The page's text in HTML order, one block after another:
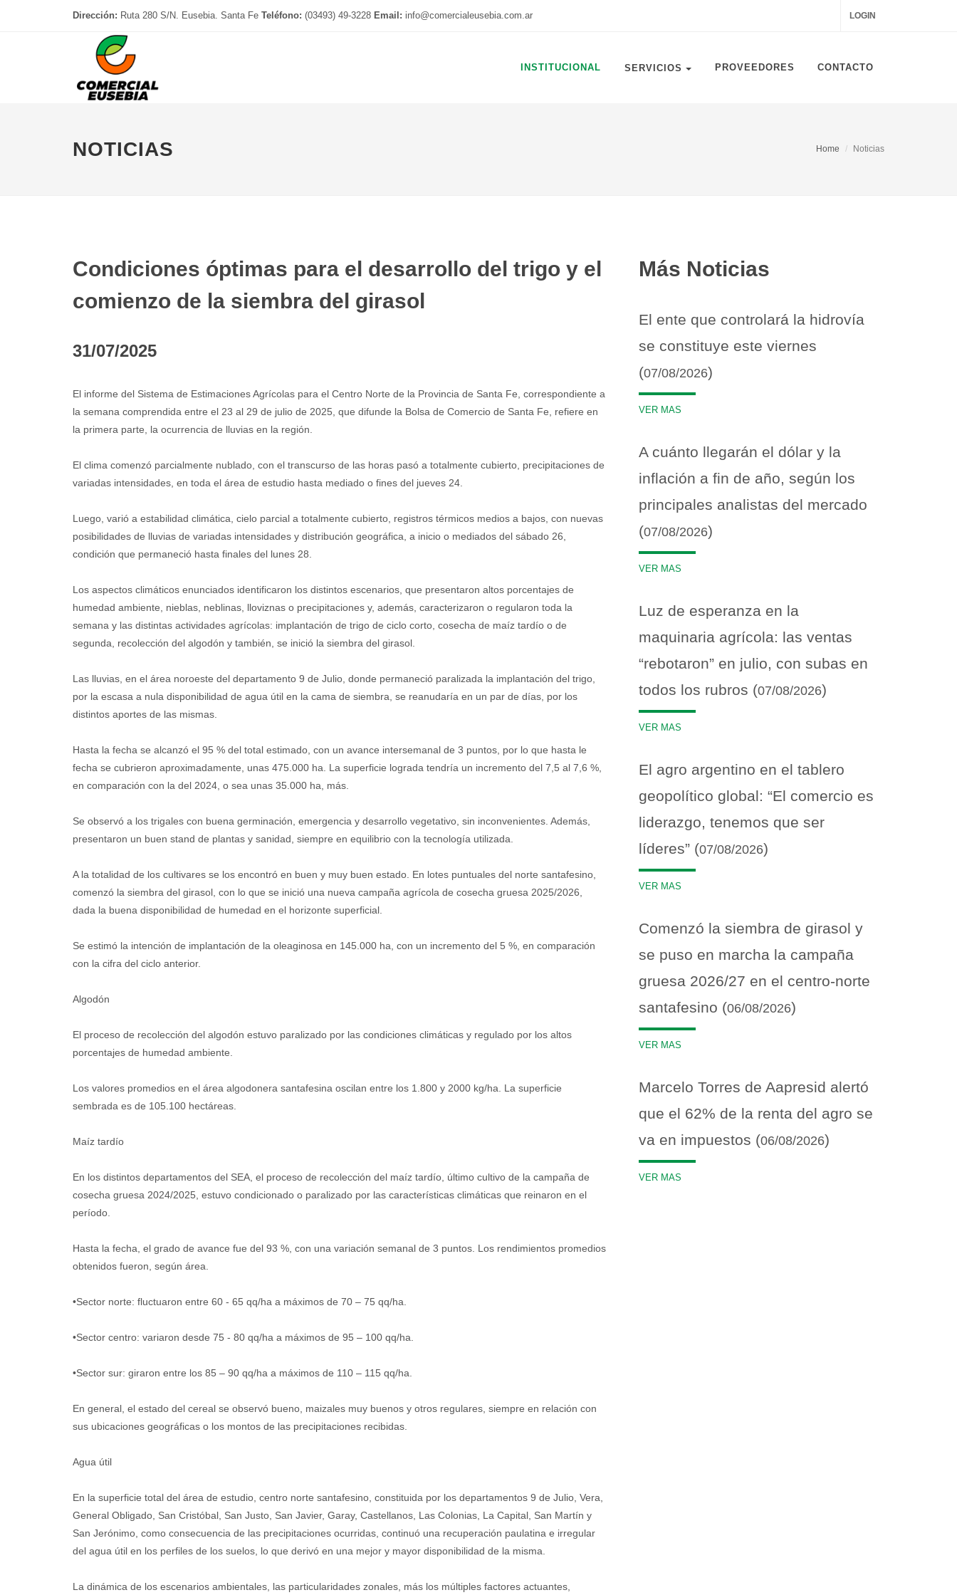
Dirección: Ruta 280 S/N. Eusebia. Santa Fe Teléfono: (03493) 49-3228 Email: info@comercialeusebia.com.ar LOGIN
INSTITUCIONAL SERVICIOS PROVEEDORES CONTACTO
NOTICIAS Home Noticias
Condiciones óptimas para el desarrollo del trigo y el
comienzo de la siembra del girasol
31/07/2025
El informe del Sistema de Estimaciones Agrícolas para el Centro Norte de la Provincia de Santa Fe, correspondiente a
la semana comprendida entre el 23 al 29 de julio de 2025, que difunde la Bolsa de Comercio de Santa Fe, refiere en
la primera parte, la ocurrencia de lluvias en la región.
El clima comenzó parcialmente nublado, con el transcurso de las horas pasó a totalmente cubierto, precipitaciones de
variadas intensidades, en toda el área de estudio hasta mediado o fines del jueves 24.
Luego, varió a estabilidad climática, cielo parcial a totalmente cubierto, registros térmicos medios a bajos, con nuevas
posibilidades de lluvias de variadas intensidades y distribución geográfica, a inicio o mediados del sábado 26,
condición que permaneció hasta finales del lunes 28.
Los aspectos climáticos enunciados identificaron los distintos escenarios, que presentaron altos porcentajes de
humedad ambiente, nieblas, neblinas, lloviznas o precipitaciones y, además, caracterizaron o regularon toda la
semana y las distintas actividades agrícolas: implantación de trigo de ciclo corto, cosecha de maíz tardío o de
segunda, recolección del algodón y también, se inició la siembra del girasol.
Las lluvias, en el área noroeste del departamento 9 de Julio, donde permaneció paralizada la implantación del trigo,
por la escasa a nula disponibilidad de agua útil en la cama de siembra, se reanudaría en un par de días, por los
distintos aportes de las mismas.
Hasta la fecha se alcanzó el 95 % del total estimado, con un avance intersemanal de 3 puntos, por lo que hasta le
fecha se cubrieron aproximadamente, unas 475.000 ha. La superficie lograda tendría un incremento del 7,5 al 7,6 %,
en comparación con la del 2024, o sea unas 35.000 ha, más.
Se observó a los trigales con buena germinación, emergencia y desarrollo vegetativo, sin inconvenientes. Además,
presentaron un buen stand de plantas y sanidad, siempre en equilibrio con la tecnología utilizada.
A la totalidad de los cultivares se los encontró en buen y muy buen estado. En lotes puntuales del norte santafesino,
comenzó la siembra del girasol, con lo que se inició una nueva campaña agrícola de cosecha gruesa 2025/2026,
dada la buena disponibilidad de humedad en el horizonte superficial.
Se estimó la intención de implantación de la oleaginosa en 145.000 ha, con un incremento del 5 %, en comparación
con la cifra del ciclo anterior.
Algodón
El proceso de recolección del algodón estuvo paralizado por las condiciones climáticas y regulado por los altos
porcentajes de humedad ambiente.
Los valores promedios en el área algodonera santafesina oscilan entre los 1.800 y 2000 kg/ha. La superficie
sembrada es de 105.100 hectáreas.
Maíz tardío
En los distintos departamentos del SEA, el proceso de recolección del maíz tardío, último cultivo de la campaña de
cosecha gruesa 2024/2025, estuvo condicionado o paralizado por las características climáticas que reinaron en el
período.
Hasta la fecha, el grado de avance fue del 93 %, con una variación semanal de 3 puntos. Los rendimientos promedios
obtenidos fueron, según área.
•Sector norte: fluctuaron entre 60 - 65 qq/ha a máximos de 70 – 75 qq/ha.
•Sector centro: variaron desde 75 - 80 qq/ha a máximos de 95 – 100 qq/ha.
•Sector sur: giraron entre los 85 – 90 qq/ha a máximos de 110 – 115 qq/ha.
En general, el estado del cereal se observó bueno, maizales muy buenos y otros regulares, siempre en relación con
sus ubicaciones geográficas o los montos de las precipitaciones recibidas.
Agua útil
En la superficie total del área de estudio, centro norte santafesino, constituida por los departamentos 9 de Julio, Vera,
General Obligado, San Cristóbal, San Justo, San Javier, Garay, Castellanos, Las Colonias, La Capital, San Martín y
San Jerónimo, como consecuencia de las precipitaciones ocurridas, continuó una recuperación paulatina e irregular
del agua útil en los perfiles de los suelos, lo que derivó en una mejor y mayor disponibilidad de la misma.
La dinámica de los escenarios ambientales, las particularidades zonales, más los múltiples factores actuantes,
Más Noticias
El ente que controlará la hidrovía
se constituye este viernes
(07/08/2026)
VER MAS
A cuánto llegarán el dólar y la
inflación a fin de año, según los
principales analistas del mercado
(07/08/2026)
VER MAS
Luz de esperanza en la
maquinaria agrícola: las ventas
“rebotaron” en julio, con subas en
todos los rubros (07/08/2026)
VER MAS
El agro argentino en el tablero
geopolítico global: “El comercio es
liderazgo, tenemos que ser
líderes” (07/08/2026)
VER MAS
Comenzó la siembra de girasol y
se puso en marcha la campaña
gruesa 2026/27 en el centro-norte
santafesino (06/08/2026)
VER MAS
Marcelo Torres de Aapresid alertó
que el 62% de la renta del agro se
va en impuestos (06/08/2026)
VER MAS